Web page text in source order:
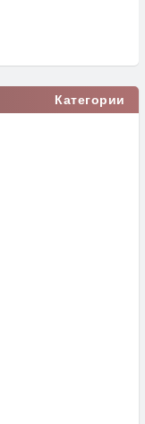
Категории